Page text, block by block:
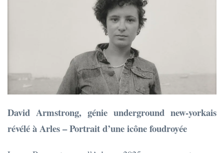
David Armstrong, génie underground new-yorkais
révélé à Arles – Portrait d’une icône foudroyée